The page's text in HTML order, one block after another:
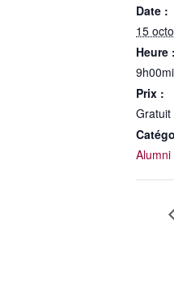
Date :
15
Heure :
Prix :
Gratuit
Alumni